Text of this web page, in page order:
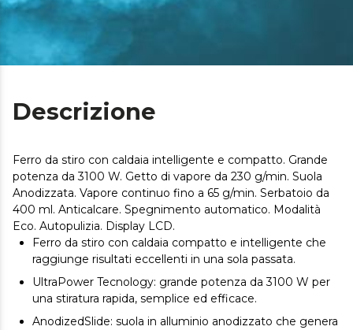
Descrizione
Ferro da stiro con caldaia intelligente e compatto. Grande
potenza da 3100 W. Getto di vapore da 230 g/min. Suola
Anodizzata. Vapore continuo fino a 65 g/min. Serbatoio da
400 ml. Anticalcare. Spegnimento automatico. Modalità
Eco. Autopulizia. Display LCD.
Ferro da stiro con caldaia compatto e intelligente che
raggiunge risultati eccellenti in una sola passata.
UltraPower Tecnology: grande potenza da 3100 W per
una stiratura rapida, semplice ed efficace.
AnodizedSlide: suola in alluminio anodizzato che genera